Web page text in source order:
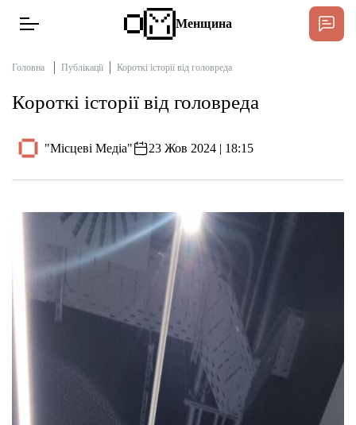
Тексти
Публікації
Про нас
Менщина
Головна Публікації Короткі історії від головреда
Короткі історії від головреда
"Місцеві Медіа" 23 Жов 2024 | 18:15